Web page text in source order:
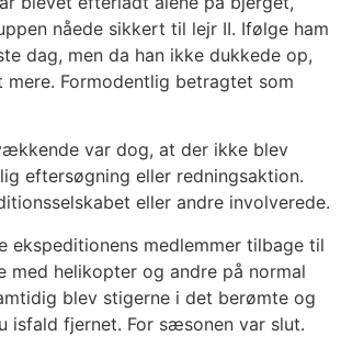
nåede sikkert til lejr II. Ifølge ham
dag, men da han ikke dukkede op,
Formodentlig betragtet som
var dog, at der ikke blev
eftersøgning eller redningsaktion.
eller andre involverede.
ekspeditionens medlemmer tilbage til
med helikopter og andre på normal
blev stigerne i det berømte og
isfald fjernet. For sæsonen var slut.